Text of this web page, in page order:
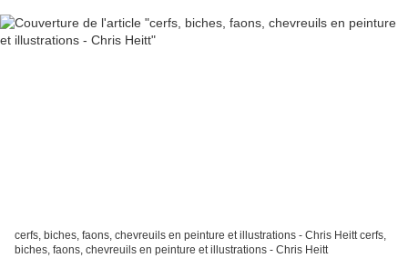
cerfs, biches, faons, chevreuils en peinture et illustrations - Chris Heitt cerfs,
biches, faons, chevreuils en peinture et illustrations - Chris Heitt